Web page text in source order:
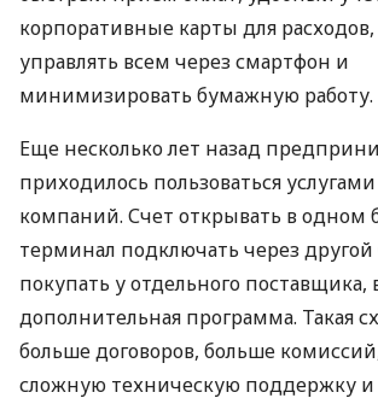
корпоративные карты для
управлять всем через смартфон и
минимизировать бумажную работу.
Еще несколько лет назад
приходилось пользоваться
компаний. Счет открывать в одном
терминал подключать через
покупать у отдельного
дополнительная программа. Такая
больше договоров, больше
сложную техническую поддержку